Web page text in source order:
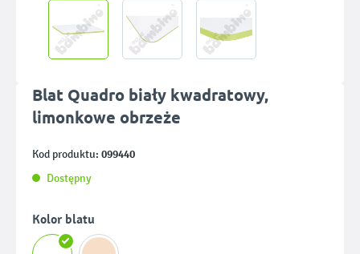
Blat Quadro biały kwadratowy,
limonkowe obrzeże
Kod produktu: 099440
Dostępny
Wybierz
Kolor blatu